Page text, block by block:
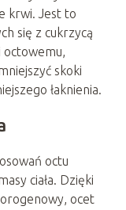
krwi. Jest to
się z cukrzycą
octowemu,
skoki
łaknienia.
octu
ciała. Dzięki
ocet